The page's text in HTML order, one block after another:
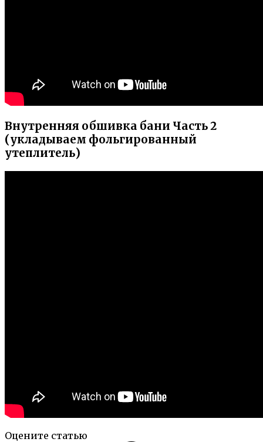
Внутренняя обшивка бани Часть 2
(укладываем фольгированный
утеплитель)
Оцените статью